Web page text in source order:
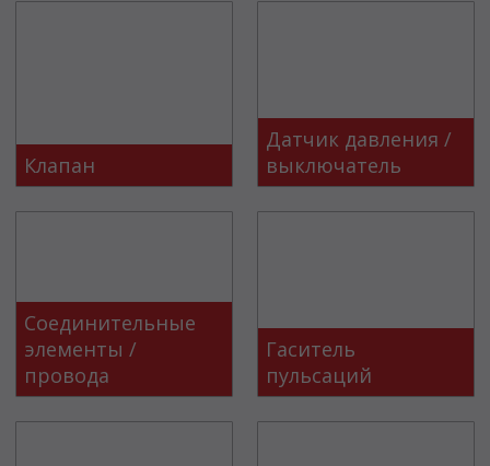
Клапан
Датчик давления /
выключатель
Соединительные
элементы /
провода
Гаситель
пульсаций